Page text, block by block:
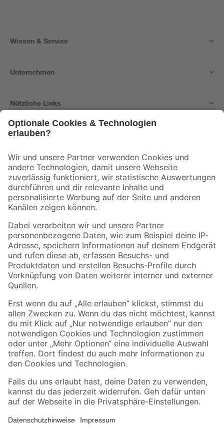
Wissen & Service
Unternehmen
Nützliche Links
Der toom Newsletter: Keine Angebote und Aktionen mehr verpassen!
Zur Newsletter Anmeldung
Folge uns
Zahlungsarten Versandarten
Sicher einkaufen
Jetzt die toom-App herunterladen
Alle Preisangaben in EUR inkl. gesetzl. MwSt.. Die dargestellten Angebote sind unter
Umständen nicht in allen Märkten verfügbar. Die angegebenen Verfügbarkeiten beziehen
Produkte nur solange der Vorrat reicht.
*Paketversand ab 59 € versandkostenfrei, gilt nicht für Artikel mit Speditionsversand, hier